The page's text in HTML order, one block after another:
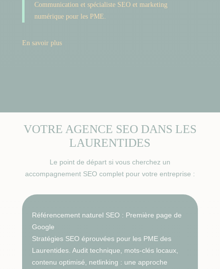
Communication et spécialiste SEO et marketing
numérique pour les PME.
En savoir plus
VOTRE AGENCE SEO DANS LES
LAURENTIDES
Le point de départ si vous cherchez un
accompagnement SEO complet pour votre entreprise :
Référencement naturel SEO : Première page de
Google
Stratégies SEO éprouvées pour les PME des
Laurentides. Audit technique, mots-clés locaux,
contenu optimisé, netlinking : une approche